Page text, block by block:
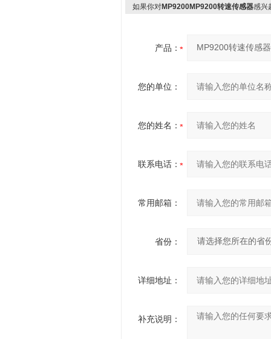
如果你对MP9200MP9200转速传感器感兴
产品：
您的单位：
您的姓名：
联系电话：
常用邮箱：
省份：
详细地址：
补充说明：